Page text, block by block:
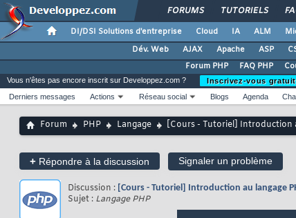
FORUMS TUTORIELS
DI/DSI Solutions d'entreprise Cloud IA ALM
Dév. Web
AJAX Apache ASP
Forum PHP
FAQ PHP
Vous n'êtes pas encore inscrit sur Developpez.com ?
Inscrivez-vous
Derniers messages
Actions Réseau social Blogs Agenda
Forum PHP Langage [Cours - Tutoriel] Introduction
+ Répondre à la discussion Signaler un problème
Discussion : [Cours - Tutoriel] Introduction au langage
Sujet : Langage PHP